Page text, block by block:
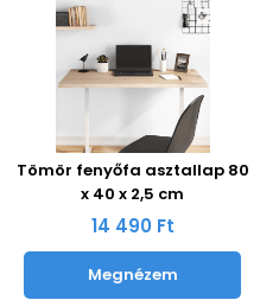
Tömör fenyőfa asztallap 80
x 40 x 2,5 cm
14 490 Ft
Megnézem